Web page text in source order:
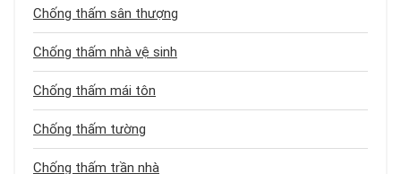
Chống thấm sân thượng
Chống thấm nhà vệ sinh
Chống thấm mái tôn
Chống thấm tường
Chống thấm trần nhà